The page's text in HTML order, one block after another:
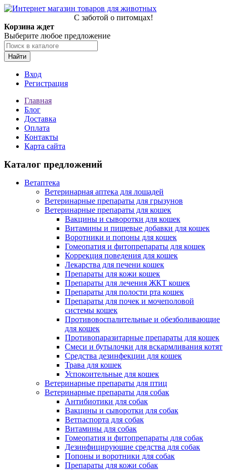
С заботой о питомцах!
Корзина ждет
Выберите любое предложение
Найти
Вход
Регистрация
Главная
Блог
Доставка
Оплата
Контакты
Карта сайта
Каталог предложений
Ветаптека
Ветеринарная аптека для лошадей
Ветеринарные препараты для грызунов
Ветеринарные препараты для кошек
Вакцины и сыворотки для кошек
Витамины и пищевые добавки для кошек
Воротники и попоны для кошек
Гомеопатия и фитопрепараты для кошек
Коррекция поведения для кошек
Лекарства для печени кошек
Препараты для кожи кошек
Препараты для лечения ЖКТ кошек
Препараты для полости рта кошек
Препараты для почек и мочеполовой
системы кошек
Противовоспалительные и обезболивающие
для кошек
Противопаразитарные препараты для кошек
Смеси и бутылочки для вскармливания котят
Средства дезинфекции для кошек
Трава для кошек
Успокоительные для кошек
Ветеринарные препараты для птиц
Ветеринарные препараты для собак
Антибиотики для собак
Вакцины и сыворотки для собак
Ветпаспорта для собак
Витамины для собак
Гомеопатия и фитопрепараты для собак
Дезинфицирующие средства для собак
Попоны и воротники для собак
Препараты для кожи собак